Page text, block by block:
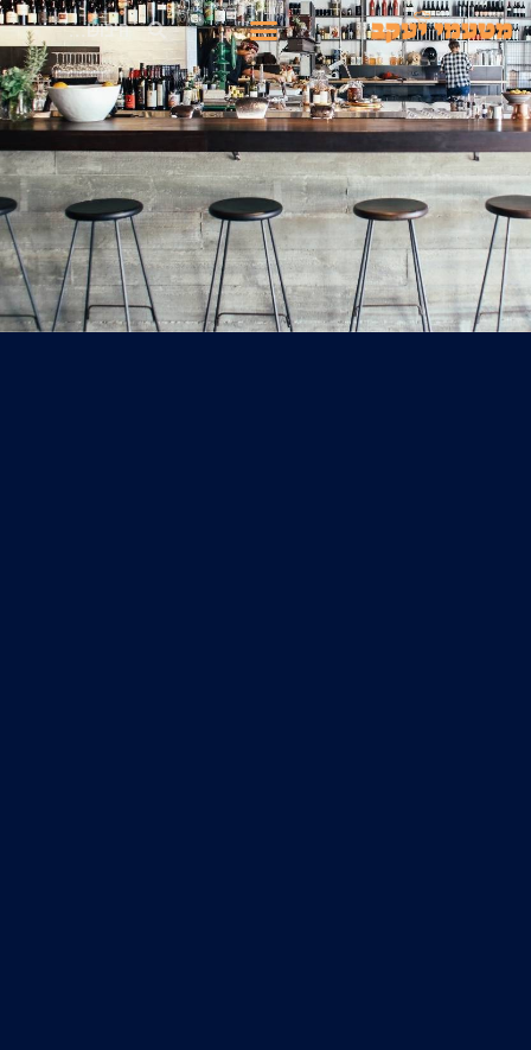
דילוג
לתוכן
תפריט חיפוש